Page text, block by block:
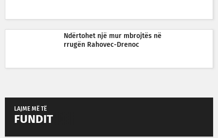
Ndërtohet një mur mbrojtës në
rrugën Rahovec-Drenoc
LAJME MË TË
FUNDIT